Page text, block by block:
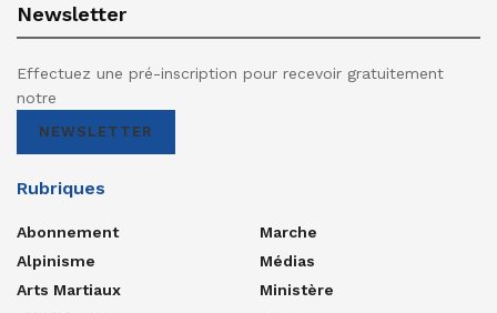
Newsletter
Effectuez une pré-inscription pour recevoir gratuitement
notre
NEWSLETTER
Rubriques
Abonnement
Alpinisme
Arts Martiaux
Marche
Médias
Ministère